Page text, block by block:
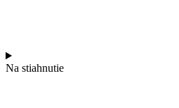
Na stiahnutie